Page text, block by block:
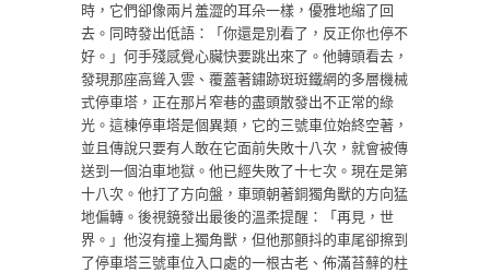
時，它們卻像兩片羞澀的耳朵一樣，優雅地縮了回
去。同時發出低語：「你還是別看了，反正你也停不
好。」何手殘感覺心臟快要跳出來了。他轉頭看去，
發現那座高聳入雲、覆蓋著鏽跡斑斑鐵網的多層機械
式停車塔，正在那片窄巷的盡頭散發出不正常的綠
光。這棟停車塔是個異類，它的三號車位始終空著，
並且傳說只要有人敢在它面前失敗十八次，就會被傳
送到一個泊車地獄。他已經失敗了十七次。現在是第
十八次。他打了方向盤，車頭朝著銅獨角獸的方向猛
地偏轉。後視鏡發出最後的溫柔提醒：「再見，世
界。」他沒有撞上獨角獸，但他那顫抖的車尾卻擦到
了停車塔三號車位入口處的一根古老、佈滿苔蘚的柱